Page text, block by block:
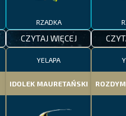
RZADKA
CZYTAJ WIĘCEJ
YELAPA
IDOLEK MAURETAŃSKI